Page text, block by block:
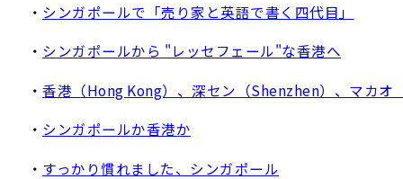
・ シンガポールで「売り家と英語で書く四代目」
・ シンガポールから "レッセフェール"な香港へ
・香港（Hong Kong）、深セン（Shenzhen）、マカオ
・ シンガポールか香港か
・ すっかり慣れました、シンガポール